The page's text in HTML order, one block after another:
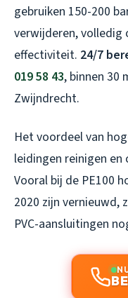
gebruiken 150-200
verwijderen, volledig
effectiviteit. 24/7
019 58 43, binnen 30
Zwijndrecht.
Het voordeel van
leidingen reinigen en
Vooral bij de PE100
2020 zijn vernieuwd,
PVC-aansluitingen